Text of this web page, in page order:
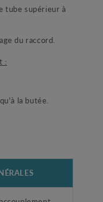
tube supérieur à
du raccord.
:
la butée.